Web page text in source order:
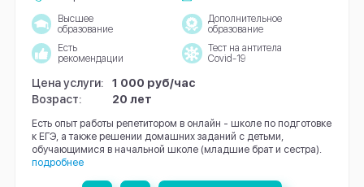
Высшее
образование
Дополнительное
образование
Есть
рекомендации
Тест на антитела
Covid-19
Цена услуги:
1 000 руб/час
Возраст:
20 лет
Есть опыт работы репетитором в онлайн - школе по подготовке
к ЕГЭ, а также решении домашних заданий с детьми,
обучающимися в начальной школе (младшие брат и сестра).
подробнее